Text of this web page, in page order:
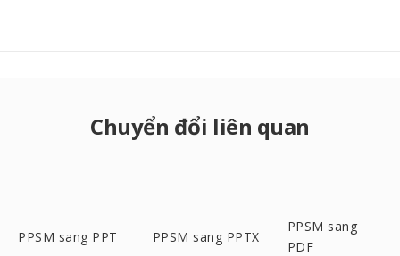
Chuyển đổi liên quan
PPSM sang PPT PPSM sang PPTX
PPSM sang
PDF